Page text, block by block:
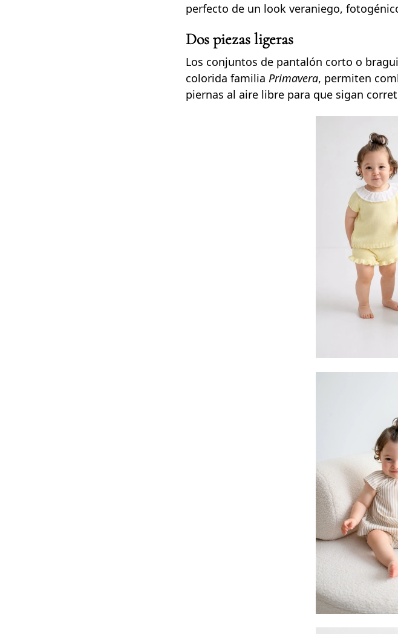
perfecto de un look veraniego,
Dos piezas ligeras
Los conjuntos de pantalón corto o
colorida familia Primavera, permiten
piernas al aire libre para que sigan